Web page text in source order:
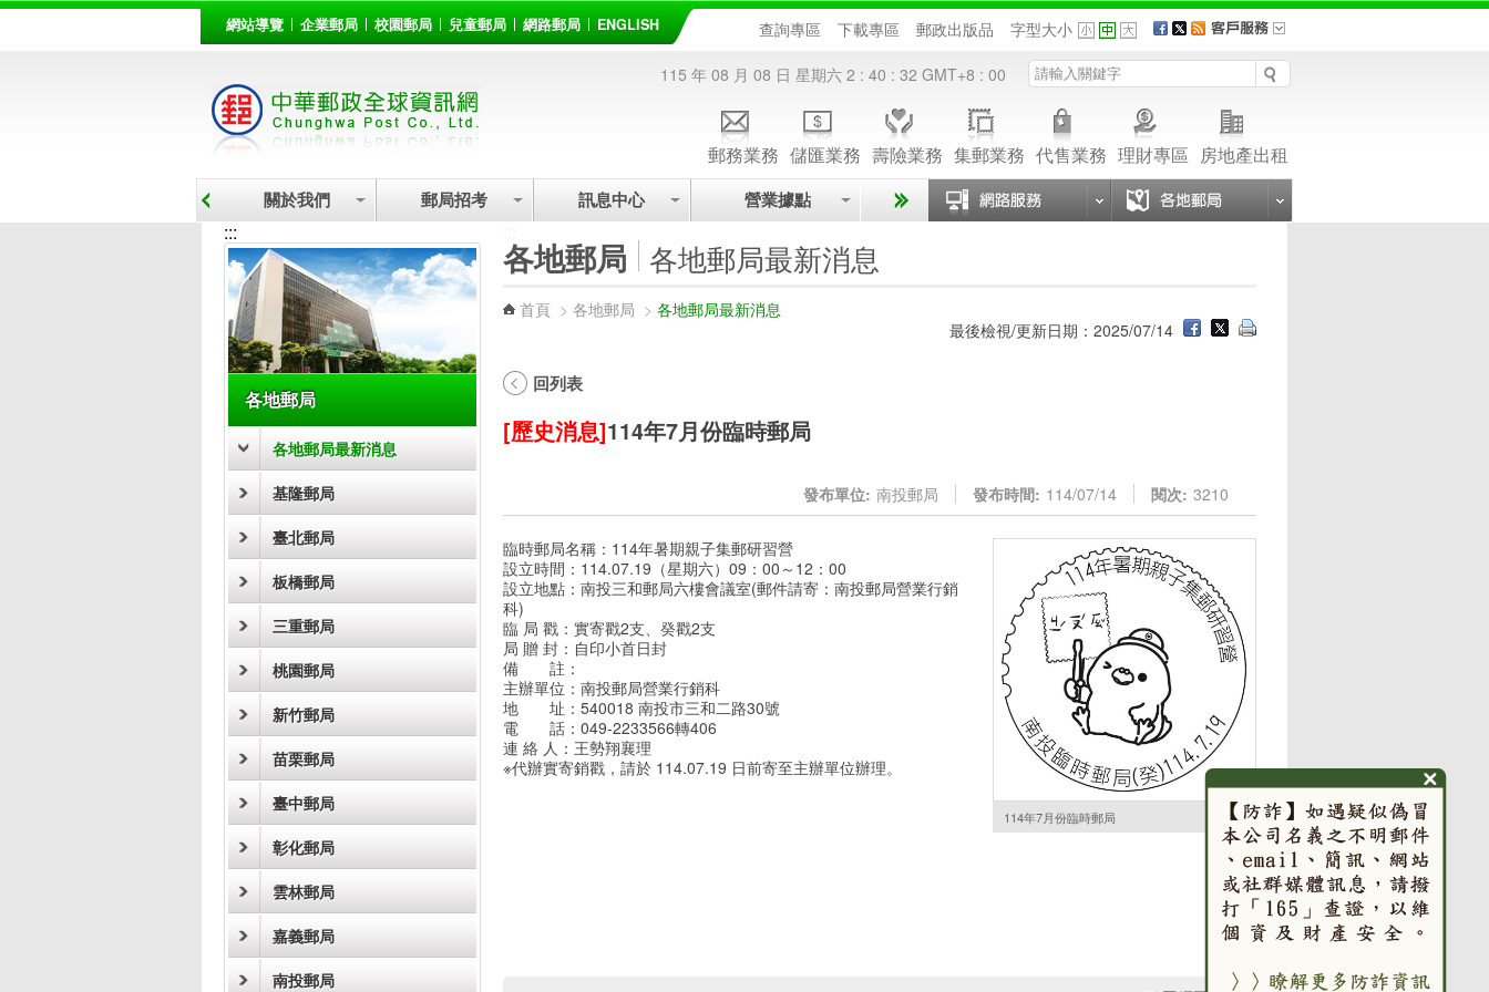
::: 網站導覽 企業郵局 校園郵局 兒童郵局 網路郵局 ENGLISH 查詢專區 下載專區 郵政出版品 字型大小
115 年 08 月 08 日 星期六 2 : 40 : 32 GMT+8 : 00
郵務業務 儲匯業務 壽險業務 集郵業務 代售業務 理財專區 房地產出租
關於我們 郵局招考 訊息中心 營業據點
:::
各地郵局
各地郵局最新消息
基隆郵局
臺北郵局
板橋郵局
三重郵局
桃園郵局
新竹郵局
苗栗郵局
臺中郵局
彰化郵局
雲林郵局
嘉義郵局
南投郵局
各地郵局 各地郵局最新消息
首頁 > 各地郵局 > 各地郵局最新消息
最後檢視/更新日期：2025/07/14
回列表
[歷史消息]114年7月份臨時郵局
發布單位: 南投郵局 發布時間: 114/07/14 閱次: 3210
114年7月份臨時郵局
臨時郵局名稱：114年暑期親子集郵研習營
設立時間：114.07.19（星期六）09：00～12：00
設立地點：南投三和郵局六樓會議室(郵件請寄：南投郵局營業行銷
科)
臨 局 戳：實寄戳2支、癸戳2支
局 贈 封：自印小首日封
備 註：
主辦單位：南投郵局營業行銷科
地 址：540018 南投市三和二路30號
電 話：049-2233566轉406
連 絡 人：王勢翔襄理
※代辦實寄銷戳，請於 114.07.19 日前寄至主辦單位辦理。